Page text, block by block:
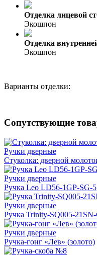
Отделка лицевой
Экошпон
Отделка
Экошпон
Варианты отделки:
Сопутствующие
Ручки дверные
Стуколка: дверной
Ручки дверные
Ручка Leo LD56-1GP-SG-5
Ручки дверные
Ручка Trinity-SQ005-
Ручки дверные
Ручка-гонг «Лев» (золото)